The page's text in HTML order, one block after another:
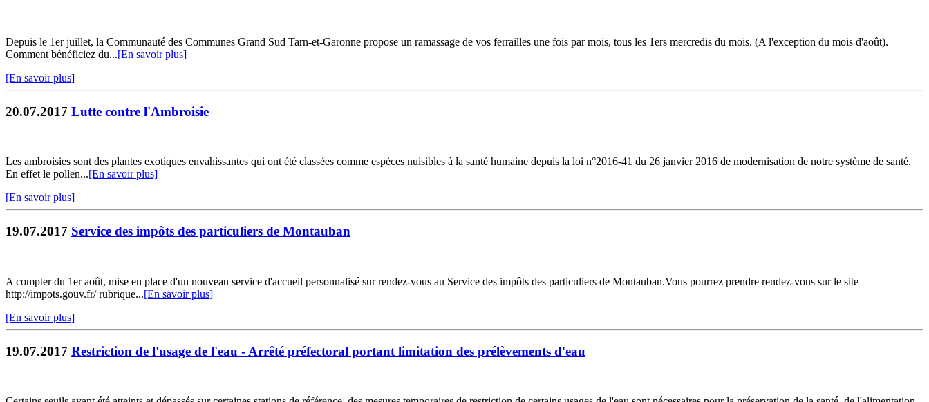
Depuis le 1er juillet, la Communauté des Communes Grand Sud Tarn-et-Garonne propose un ramassage de vos ferrailles une fois par mois, tous les 1ers mercredis du mois. (A l'exception du mois d'août).
Comment bénéficiez du...[En savoir plus]
[En savoir plus]
20.07.2017 Lutte contre l'Ambroisie
Les ambroisies sont des plantes exotiques envahissantes qui ont été classées comme espèces nuisibles à la santé humaine depuis la loi n°2016-41 du 26 janvier 2016 de modernisation de notre système de santé.
En effet le pollen...[En savoir plus]
[En savoir plus]
19.07.2017 Service des impôts des particuliers de Montauban
A compter du 1er août, mise en place d'un nouveau service d'accueil personnalisé sur rendez-vous au Service des impôts des particuliers de Montauban.Vous pourrez prendre rendez-vous sur le site
http://impots.gouv.fr/ rubrique...[En savoir plus]
[En savoir plus]
19.07.2017 Restriction de l'usage de l'eau - Arrêté préfectoral portant limitation des prélèvements d'eau